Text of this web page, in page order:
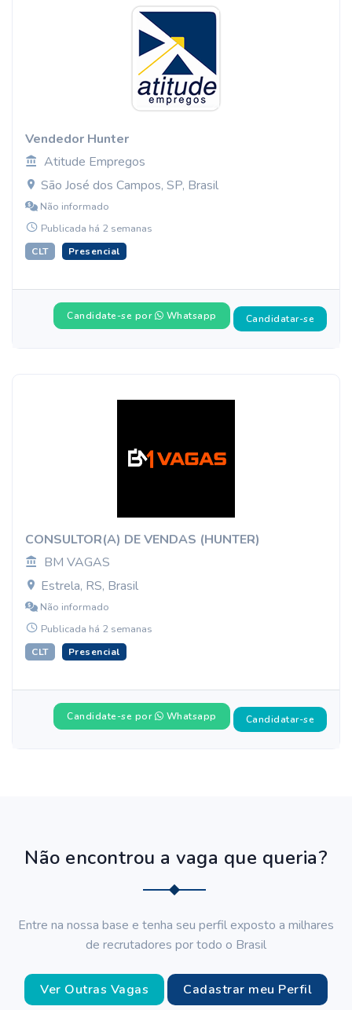
Vendedor Hunter
Atitude Empregos
São José dos Campos, SP, Brasil
Não informado
Publicada há 2 semanas
CLT Presencial
Candidate-se por Whatsapp Candidatar-se
CONSULTOR(A) DE VENDAS (HUNTER)
BM VAGAS
Estrela, RS, Brasil
Não informado
Publicada há 2 semanas
CLT Presencial
Candidate-se por Whatsapp Candidatar-se
Não encontrou a vaga que queria?
Entre na nossa base e tenha seu perfil exposto a milhares
de recrutadores por todo o Brasil
Ver Outras Vagas Cadastrar meu Perfil